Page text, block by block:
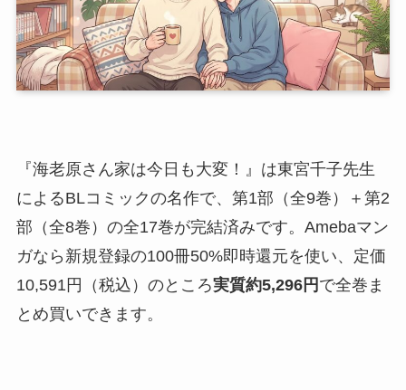
『海老原さん家は今日も大変！』は東宮千子先生
によるBLコミックの名作で、第1部（全9巻）＋第2
部（全8巻）の全17巻が完結済みです。Amebaマン
ガなら新規登録の100冊50%即時還元を使い、定価
10,591円（税込）のところ実質約5,296円 で全巻ま
とめ買いできます。